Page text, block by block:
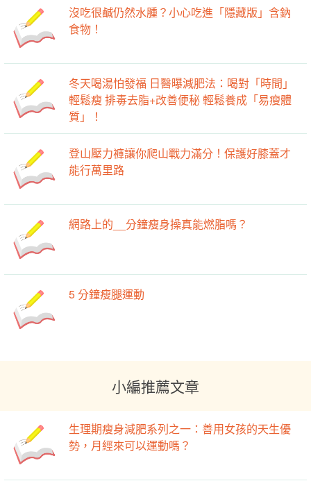
沒吃很鹹仍然水腫？小心吃進「隱藏版」含鈉
食物！
冬天喝湯怕發福 日醫曝減肥法：喝對「時間」
輕鬆瘦 排毒去脂+改善便秘 輕鬆養成「易瘦體
質」！
登山壓力褲讓你爬山戰力滿分！保護好膝蓋才
能行萬里路
網路上的__分鐘瘦身操真能燃脂嗎？
5 分鐘瘦腿運動
小編推薦文章
生理期瘦身減肥系列之一：善用女孩的天生優
勢，月經來可以運動嗎？